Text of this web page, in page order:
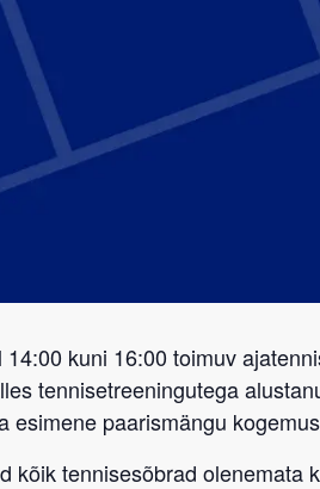
kuni 16:00 toimuv
tennisetreeningutega
esimene paarismängu
kõik tennisesõbrad olenemata